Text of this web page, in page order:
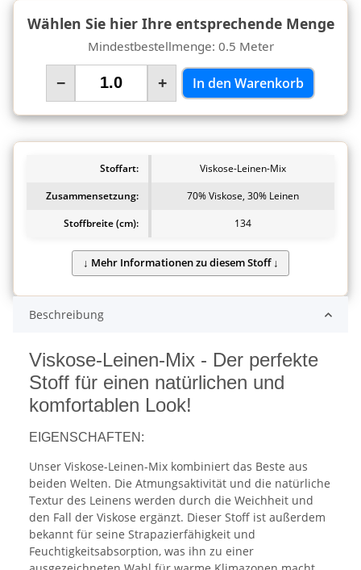
Wählen Sie hier Ihre entsprechende Menge
Mindestbestellmenge: 0.5 Meter
− + In den Warenkorb
Stoffart:
Viskose-Leinen-Mix
Zusammensetzung:
70% Viskose, 30% Leinen
Stoffbreite (cm):
134
Beschreibung
Viskose-Leinen-Mix - Der perfekte
Stoff für einen natürlichen und
komfortablen Look!
EIGENSCHAFTEN:
Unser Viskose-Leinen-Mix kombiniert das Beste aus
beiden Welten. Die Atmungsaktivität und die natürliche
Textur des Leinens werden durch die Weichheit und
den Fall der Viskose ergänzt. Dieser Stoff ist außerdem
bekannt für seine Strapazierfähigkeit und
Feuchtigkeitsabsorption, was ihn zu einer